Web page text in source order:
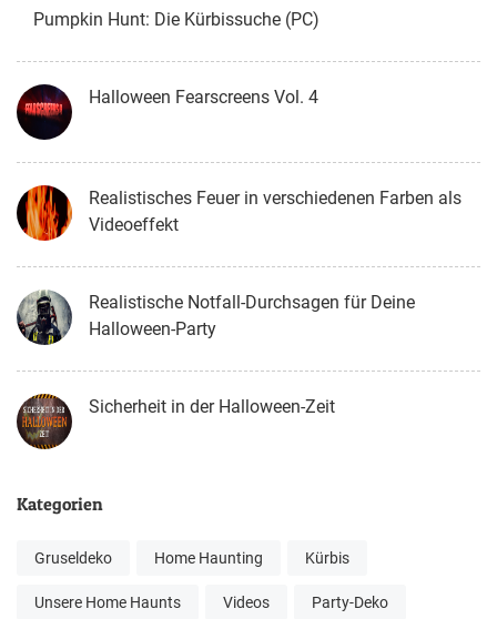
Pumpkin Hunt: Die Kürbissuche (PC)
Halloween Fearscreens Vol. 4
Realistisches Feuer in verschiedenen Farben als
Videoeffekt
Realistische Notfall-Durchsagen für Deine
Halloween-Party
Sicherheit in der Halloween-Zeit
Kategorien
Gruseldeko Home Haunting Kürbis
Unsere Home Haunts Videos Party-Deko